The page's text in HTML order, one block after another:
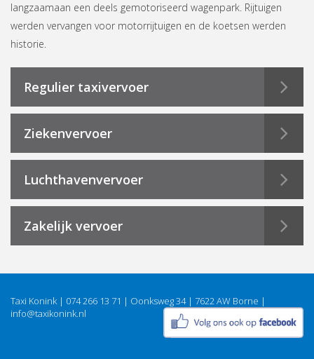
langzaamaan een deels gemotoriseerd wagenpark. Rijtuigen
werden vervangen voor motorrijtuigen en de koetsen werden
historie.
Regulier taxivervoer
Ziekenvervoer
Luchthavenvervoer
Zakelijk vervoer
Taxi Konink | 074 266 13 71 | Oonksweg 34 | 7622 AW Borne |
info@taxikonink.nl